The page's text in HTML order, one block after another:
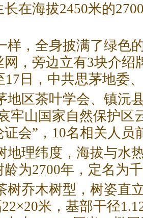
在海拔2450米的
样，全身披满了绿色
，旁边立有3块介绍
17日，中共思茅地委
地区茶叶学会、镇沅
牢山国家自然保护区
会”，10名相关人员
地理纬度，海拔与水
为2700年，定名为
乔木树型，树姿直立
米，基部干径